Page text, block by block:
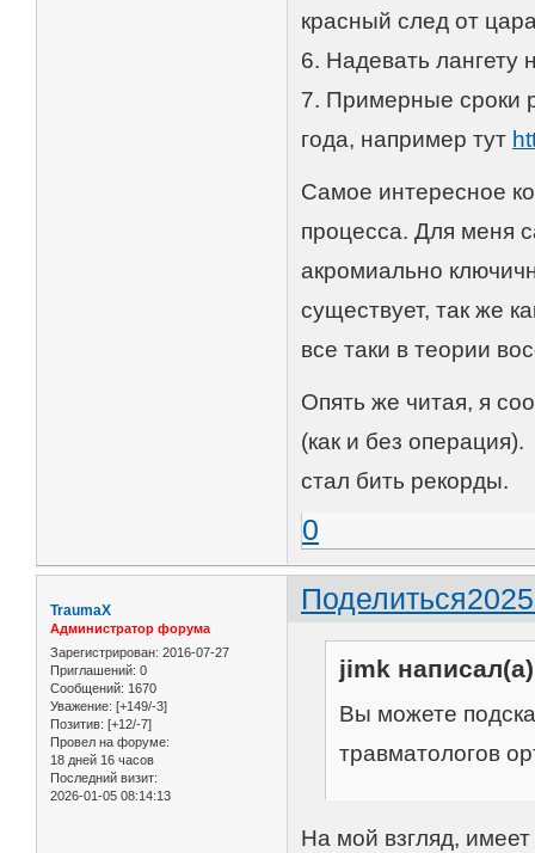
красный след от
6. Надевать лангету
7. Примерные сроки
года, например тут
Cамое интересное
процесса. Для меня
акромиально
существует, так же
все таки в теории
Опять же читая, я
(как и без
стал бить рекорды.
0
Поделиться
TraumaX
Администратор форума
Зарегистрирован: 2016-07-27
Приглашений: 0
Сообщений: 1670
Уважение: [+149/-3]
Позитив: [+12/-7]
Провел на форуме:
18 дней 16 часов
Последний визит:
2026-01-05 08:14:13
jimk
Вы можете
травматологов
На мой взгляд,